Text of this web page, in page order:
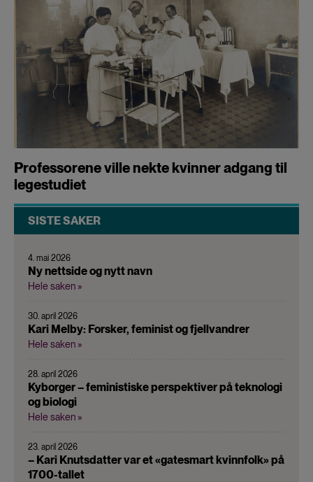
Professorene ville nekte kvinner adgang til
legestudiet
SISTE SAKER
4. mai 2026
Ny nettside og nytt navn
Hele saken »
30. april 2026
Kari Melby: Forsker, feminist og fjellvandrer
Hele saken »
28. april 2026
Kyborger – feministiske perspektiver på teknologi
og biologi
Hele saken »
23. april 2026
– Kari Knutsdatter var et «gatesmart kvinnfolk» på
1700-tallet